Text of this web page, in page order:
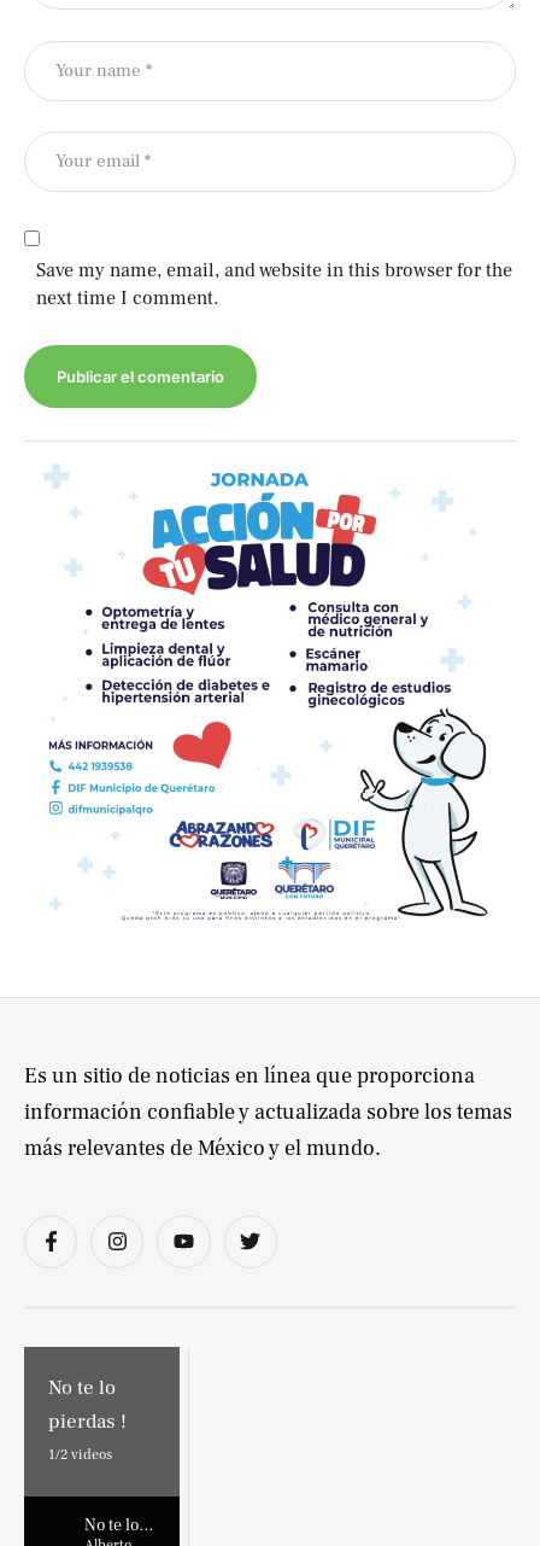
Save my name, email, and website in this browser for the
next time I comment.
No te lo
pierdas !
1/2 videos
No te lo
Es un sitio de noticias en línea que proporciona
información confiable y actualizada sobre los temas
más relevantes de México y el mundo.